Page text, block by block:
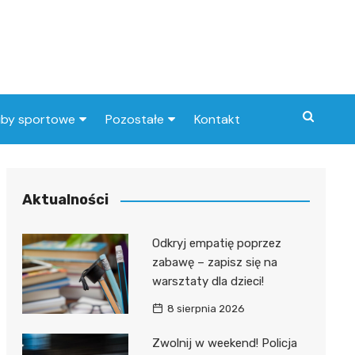
sportowe
piłkarski
Pozostałe Kontakt
Aktualności
Odkryj empatię poprzez
zabawę – zapisz się na
warsztaty dla dzieci!
8 sierpnia 2026
Zwolnij w weekend! Policja